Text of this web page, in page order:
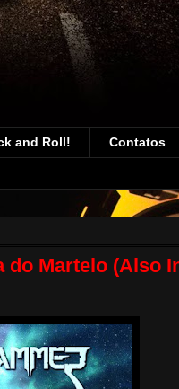
and Roll! Contatos
do Martelo (Also